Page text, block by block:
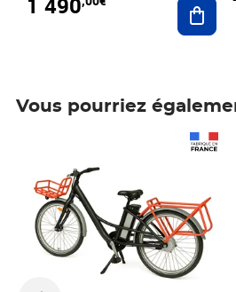
Vous pourriez